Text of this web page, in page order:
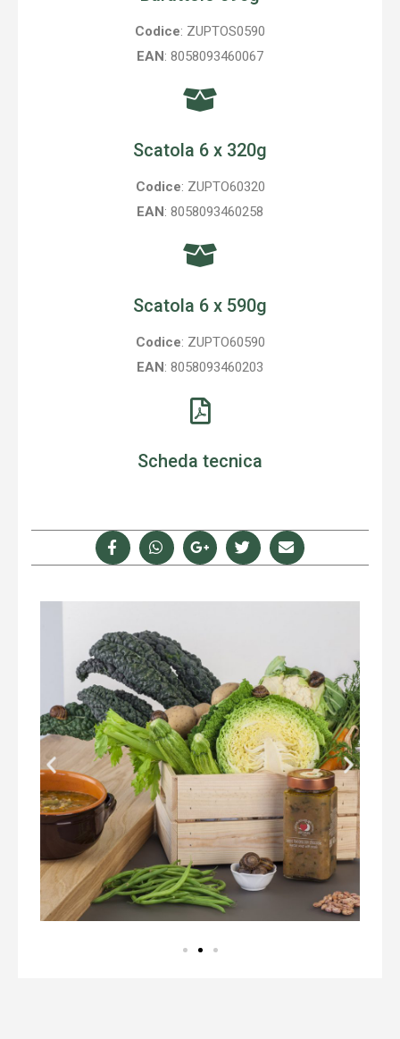
Codice: ZUPTOS0590
EAN: 8058093460067
Scatola 6 x 320g
Codice: ZUPTO60320
EAN: 8058093460258
Scatola 6 x 590g
Codice: ZUPTO60590
EAN: 8058093460203
Scheda tecnica